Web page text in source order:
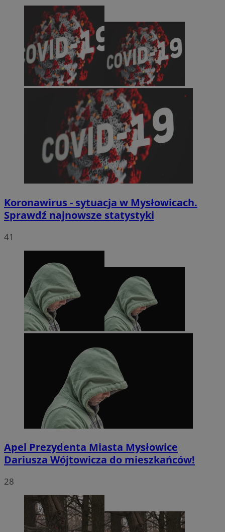
Koronawirus - sytuacja w Mysłowicach.
Sprawdź najnowsze statystyki
41
Apel Prezydenta Miasta Mysłowice
Dariusza Wójtowicza do mieszkańców!
28